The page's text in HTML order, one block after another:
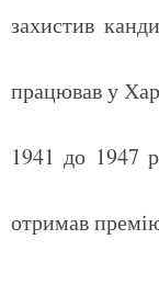
захистив
працював у
1941 до 1947
отримав